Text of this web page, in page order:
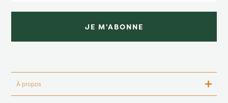
JE M'ABONNE
À propos